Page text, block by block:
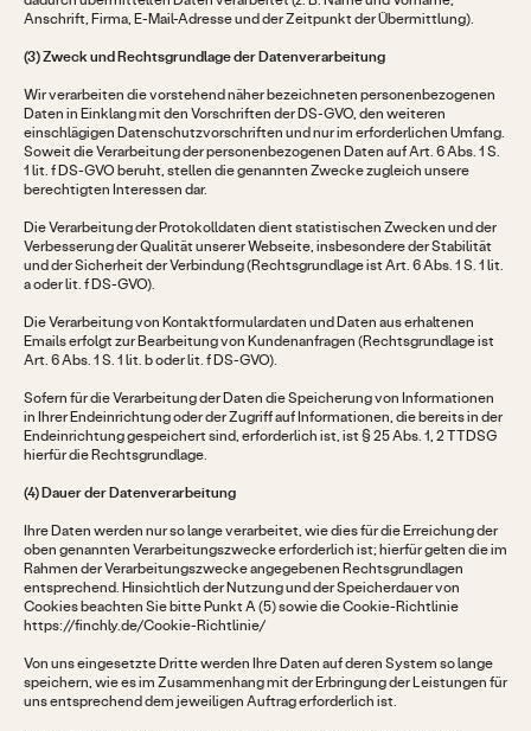
Anschrift, Firma, E-Mail-Adresse und der Zeitpunkt der Übermittlung).
(3) Zweck und Rechtsgrundlage der Datenverarbeitung
Wir verarbeiten die vorstehend näher bezeichneten personenbezogenen
Daten in Einklang mit den Vorschriften der DS-GVO, den weiteren
einschlägigen Datenschutzvorschriften und nur im erforderlichen Umfang.
Soweit die Verarbeitung der personenbezogenen Daten auf Art. 6 Abs. 1 S.
1 lit. f DS-GVO beruht, stellen die genannten Zwecke zugleich unsere
berechtigten Interessen dar.
Die Verarbeitung der Protokolldaten dient statistischen Zwecken und der
Verbesserung der Qualität unserer Webseite, insbesondere der Stabilität
und der Sicherheit der Verbindung (Rechtsgrundlage ist Art. 6 Abs. 1 S. 1 lit.
a oder lit. f DS-GVO).
Die Verarbeitung von Kontaktformulardaten und Daten aus erhaltenen
Emails erfolgt zur Bearbeitung von Kundenanfragen (Rechtsgrundlage ist
Art. 6 Abs. 1 S. 1 lit. b oder lit. f DS-GVO).
Sofern für die Verarbeitung der Daten die Speicherung von Informationen
in Ihrer Endeinrichtung oder der Zugriff auf Informationen, die bereits in der
Endeinrichtung gespeichert sind, erforderlich ist, ist § 25 Abs. 1, 2 TTDSG
hierfür die Rechtsgrundlage.
(4) Dauer der Datenverarbeitung
Ihre Daten werden nur so lange verarbeitet, wie dies für die Erreichung der
oben genannten Verarbeitungszwecke erforderlich ist; hierfür gelten die im
Rahmen der Verarbeitungszwecke angegebenen Rechtsgrundlagen
entsprechend. Hinsichtlich der Nutzung und der Speicherdauer von
Cookies beachten Sie bitte Punkt A (5) sowie die Cookie-Richtlinie
https://finchly.de/Cookie-Richtlinie/
Von uns eingesetzte Dritte werden Ihre Daten auf deren System so lange
speichern, wie es im Zusammenhang mit der Erbringung der Leistungen für
uns entsprechend dem jeweiligen Auftrag erforderlich ist.